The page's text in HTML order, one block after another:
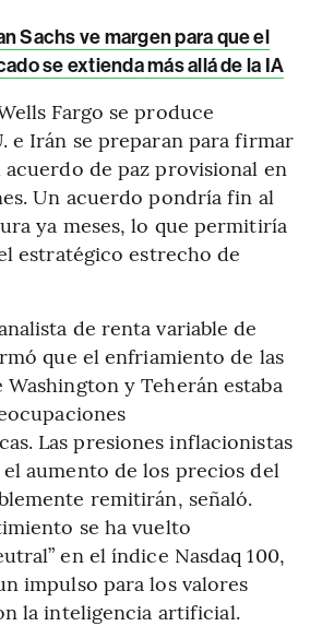
Sachs ve margen para que el
se extienda más allá de la IA
Fargo se produce
e Irán se preparan para firmar
de paz provisional en
Un acuerdo pondría fin al
ya meses, lo que permitiría
estratégico estrecho de
de renta variable de
que el enfriamiento de las
y Teherán estaba
Las presiones inflacionistas
aumento de los precios del
remitirán, señaló.
se ha vuelto
en el índice Nasdaq 100,
impulso para los valores
la inteligencia artificial.